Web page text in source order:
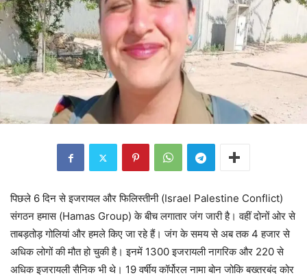
पिछले 6 दिन से इजरायल और फिलिस्तीनी (Israel Palestine Conflict)
संगठन हमास (Hamas Group) के बीच लगातार जंग जारी है। वहीं दोनों ओर से
ताबड़तोड़ गोलियां और हमले किए जा रहे हैं। जंग के समय से अब तक 4 हजार से
अधिक लोगों की मौत हो चुकी है। इनमें 1300 इजरायली नागरिक और 220 से
अधिक इजरायली सैनिक भी थे। 19 वर्षीय कॉर्पोरल नामा बोन जोकि बख्तरबंद कोर